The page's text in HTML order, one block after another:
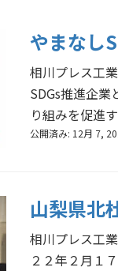
やまなし
相川プレス工
SDGs推進企
り組みを促進
公開済み: 12月 7,
山梨県北
相川プレス工
２２年２月１